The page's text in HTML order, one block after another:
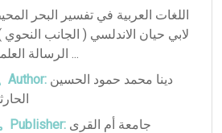
اللغات العربية في تفسير البحر
لابي حيان الاندلسي ( الجانب النحوي
الرسالة العلمي ...
Author: دينا محمد حمود الحسين
Publisher: جامعة أم القرى